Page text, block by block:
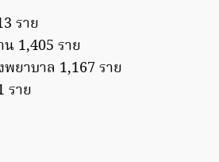
ราย
1,405 ราย
พยาบาล 1,167 ราย
ราย